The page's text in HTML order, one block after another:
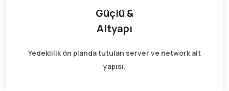
Güçlü &
Altyapı
Yedeklilik ön planda tutulan server ve network alt
yapısı.